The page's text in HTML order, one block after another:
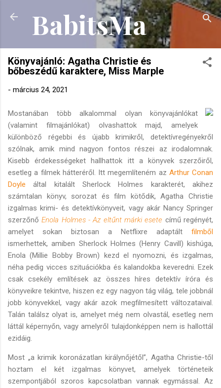
Ugrás a fő tartalomra
BabitsMa
Könyvajánló: Agatha Christie és
bőbeszédű karaktere, Miss Marple
- március 24, 2021
Mostanában több alkalommal olyan könyvajánlókat
(valamint filmajánlókat) olvashattok majd, amelyek
különböző régebbi és újabb krimikről, detektívregényekről
szólnak, amik mind nagyon fontos részei az irodalomnak.
Kisebb érdekességeket hallhattok itt a könyvek szerzőiről,
esetleg a filmek hátteréről. Itt megemlíteném az Arthur Conan
Doyle által kitalált Sherlock Holmes karakterét, akihez
számtalan könyv, sorozat és film kötődik, Agatha Christie
izgalmas krimi- és detektívkönyveit, vagy akár Nancy Springer
szerzőnőEnola Holmes - Az eltűnt márki esete című regényét,
amelyet sokan biztosan a Netflixre adaptált filmből
ismerhettek, amiben Sherlock Holmes (Henry Cavill) kishúga,
Enola (Millie Bobby Brown) kezd el nyomozni, és izgalmas,
néha pedig vicces szituációkba és kalandokba keveredni. Ezek
csak csekély említések az összes híres detektív íróra és
könyveikre tekintve, hiszen ez egy nagyon tág világ, tele jobbnál
jobb könyvekkel, vagy akár azok megfilmesített változataival.
Talán találsz olyat is, amelyet még nem olvastál, esetleg nem
láttál képernyőn, vagy amelyről tulajdonképpen nem is hallottál
ezidáig.
Most „a krimik koronázatlan királynőjétől”, Agatha Christie-től
hoztam el két izgalmas könyvet, amelyek történeteik
szempontjából szoros kapcsolatban vannak egymással. Az